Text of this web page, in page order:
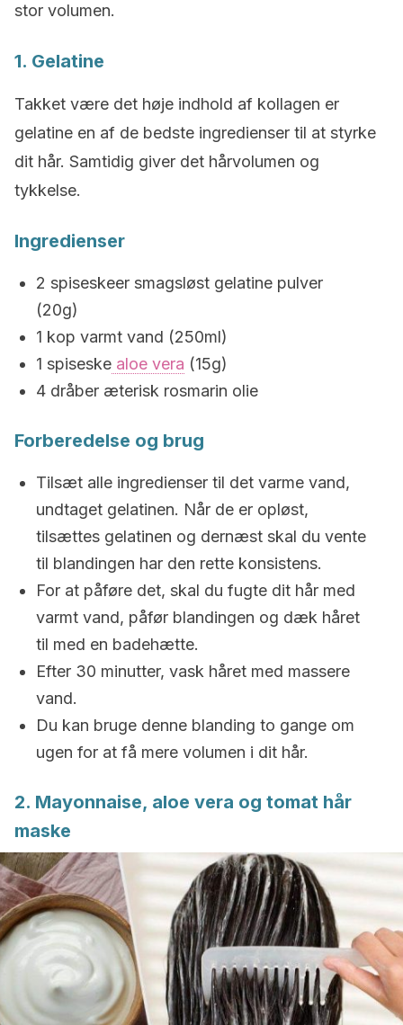
stor volumen.
1. Gelatine
Takket være det høje indhold af kollagen er
gelatine en af de bedste ingredienser til at styrke
dit hår. Samtidig giver det hårvolumen og
tykkelse.
Ingredienser
2 spiseskeer smagsløst gelatine pulver
(20g)
1 kop varmt vand (250ml)
1 spiseske aloe vera (15g)
4 dråber æterisk rosmarin olie
Forberedelse og brug
Tilsæt alle ingredienser til det varme vand,
undtaget gelatinen. Når de er opløst,
tilsættes gelatinen og dernæst skal du vente
til blandingen har den rette konsistens.
For at påføre det, skal du fugte dit hår med
varmt vand, påfør blandingen og dæk håret
til med en badehætte.
Efter 30 minutter, vask håret med massere
vand.
Du kan bruge denne blanding to gange om
ugen for at få mere volumen i dit hår.
2. Mayonnaise, aloe vera og tomat hår
maske